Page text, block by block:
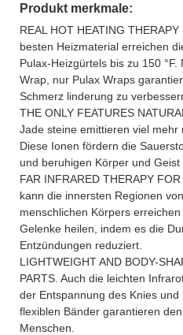
Produkt merkmale:
REAL HOT HEATING
besten Heizmaterial erreichen
Pulax-Heizgürtels bis zu 150
Wrap, nur Pulax Wraps
Schmerz linderung zu
THE ONLY FEATURES
Jade steine emittieren viel mehr
Diese Ionen fördern die
und beruhigen Körper und Geist
FAR INFRARED THERAPY
kann die innersten Regionen
menschlichen Körpers
Gelenke heilen, indem es die
Entzündungen reduziert.
LIGHTWEIGHT AND BODY-
PARTS. Auch die leichten
der Entspannung des Knies
flexiblen Bänder garantieren
Menschen.